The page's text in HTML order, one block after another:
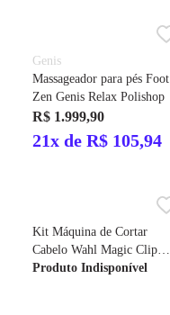
Genis
Massageador para pés Foot
Zen Genis Relax Polishop
R$ 1.999,90
21x de R$ 105,94
Kit Máquina de Cortar
Cabelo Wahl Magic Clip
Cordless Bivolt + Máquina
Produto Indisponível